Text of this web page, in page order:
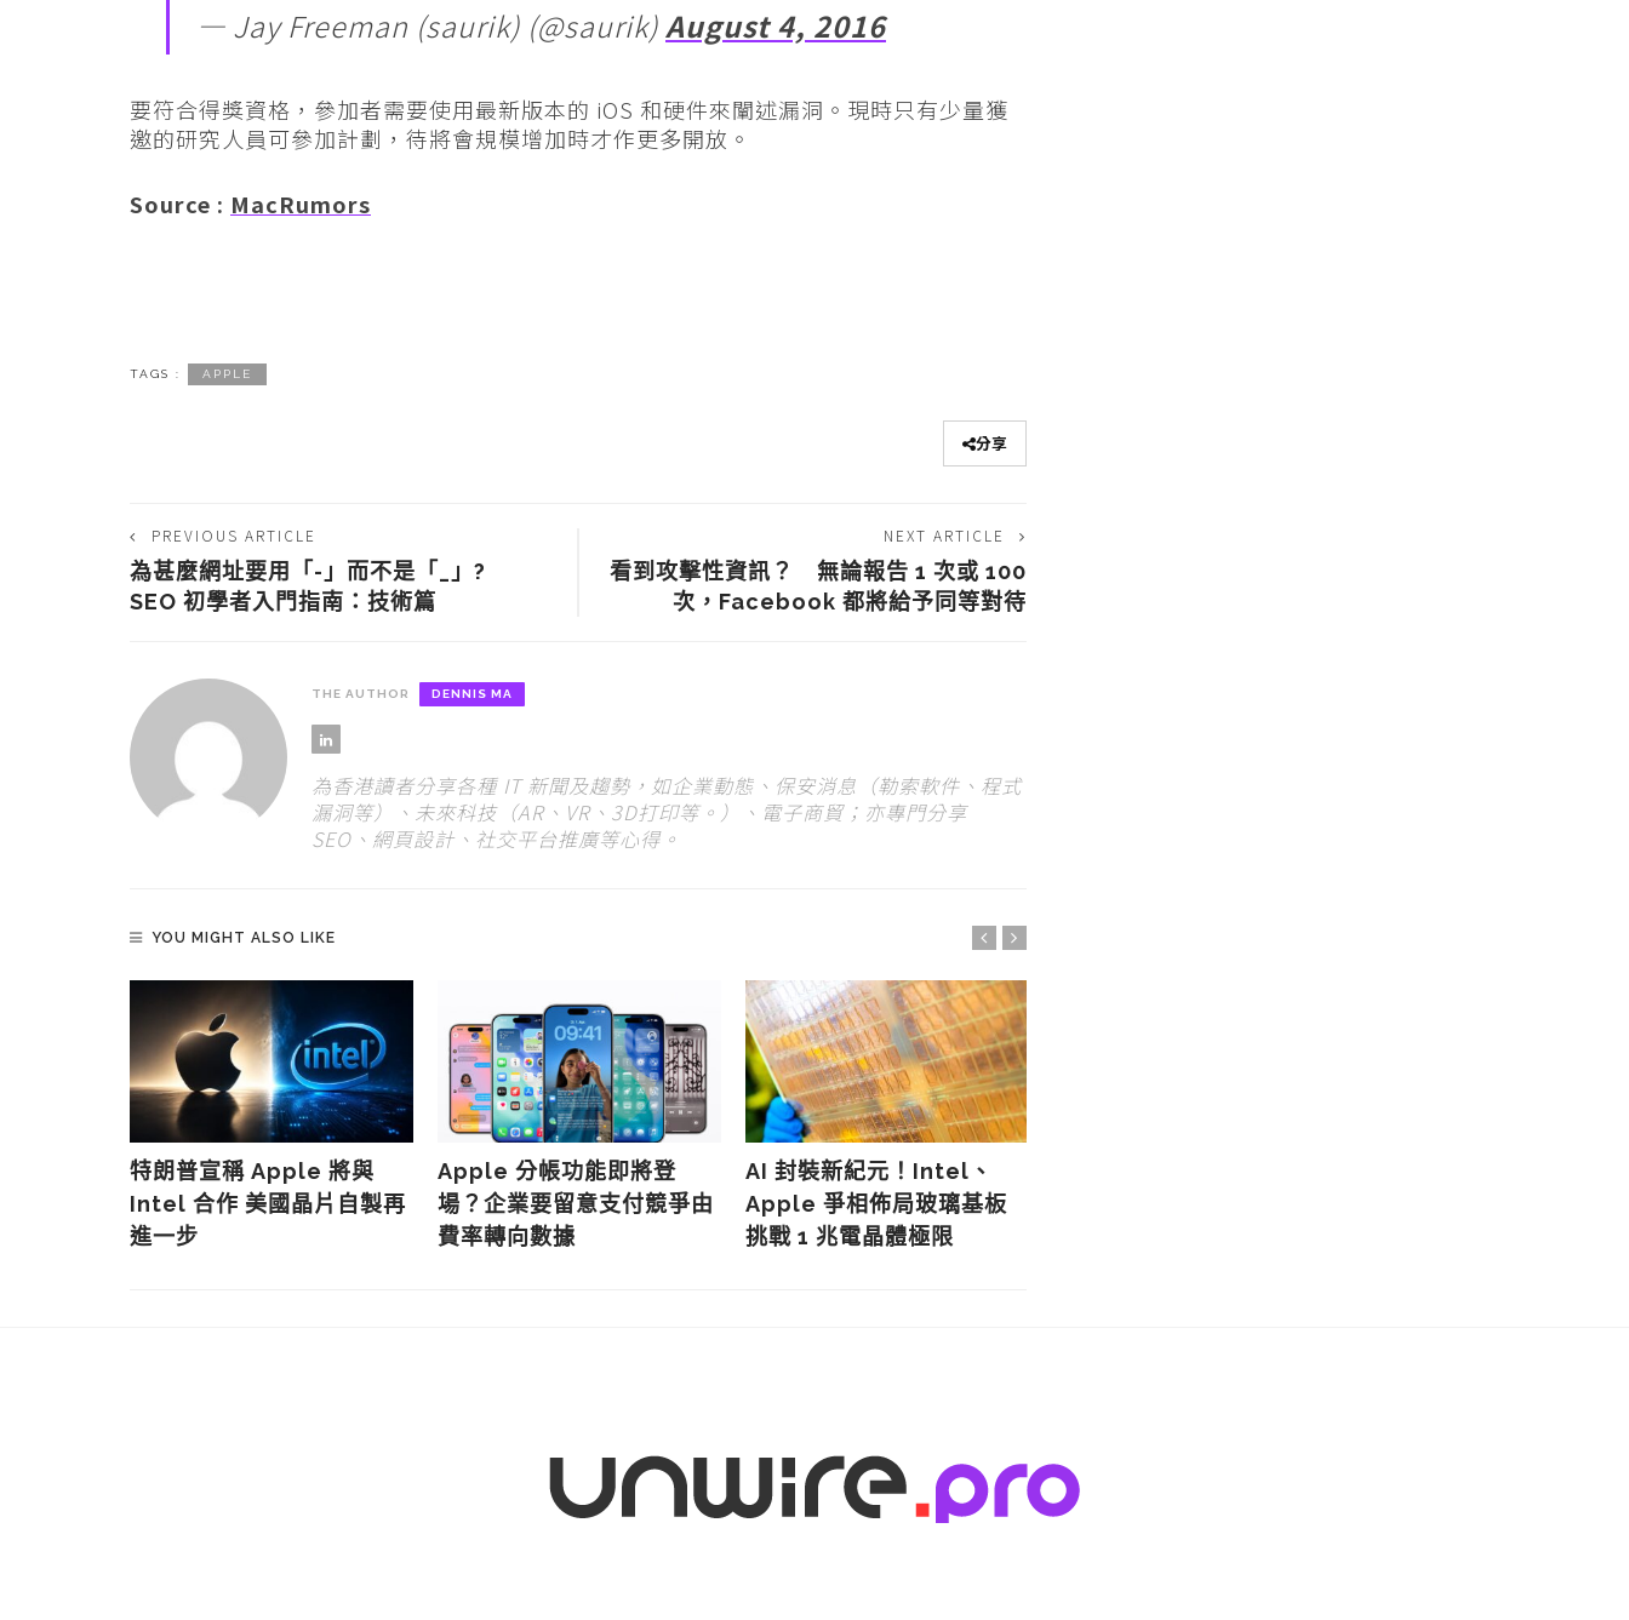
— Jay Freeman (saurik) (@saurik)August 4, 2016
要符合得獎資格，參加者需要使用最新版本的 iOS 和硬件來闡述漏洞。現時只有少量獲
邀的研究人員可參加計劃，待將會規模增加時才作更多開放。
Source : MacRumors
TAGS : APPLE
分享
PREVIOUS ARTICLE
為甚麼網址要用「-」而不是「_」?
SEO 初學者入門指南：技術篇
NEXT ARTICLE
看到攻擊性資訊？ 無論報告 1 次或 100
次，Facebook 都將給予同等對待
THE AUTHOR DENNIS MA
為香港讀者分享各種 IT 新聞及趨勢，如企業動態、保安消息（勒索軟件、程式
漏洞等）、未來科技（AR、VR、3D打印等。）、電子商貿；亦專門分享
SEO、網頁設計、社交平台推廣等心得。
YOU MIGHT ALSO LIKE
特朗普宣稱 Apple 將與
Intel 合作 美國晶片自製再
進一步
Apple 分帳功能即將登
場？企業要留意支付競爭由
費率轉向數據
AI 封裝新紀元！Intel、
Apple 爭相佈局玻璃基板
挑戰 1 兆電晶體極限